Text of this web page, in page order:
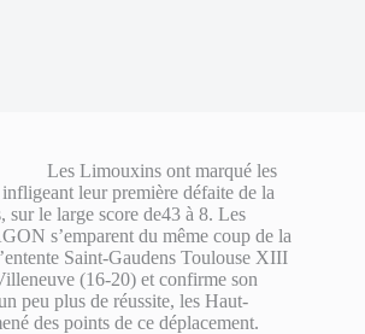
Les Limouxins ont marqué les
leur première défaite de la
sur le large score de43 à 8. Les
s’emparent du même coup de la
Saint-Gaudens Toulouse XIII
(16-20) et confirme son
peu plus de réussite, les Haut-
des points de ce déplacement.